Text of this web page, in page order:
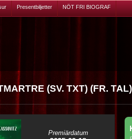
Presentbiljetter NÖT FRI BIOGRAF
(SV. TXT) (FR. TAL)
Premiärdatum